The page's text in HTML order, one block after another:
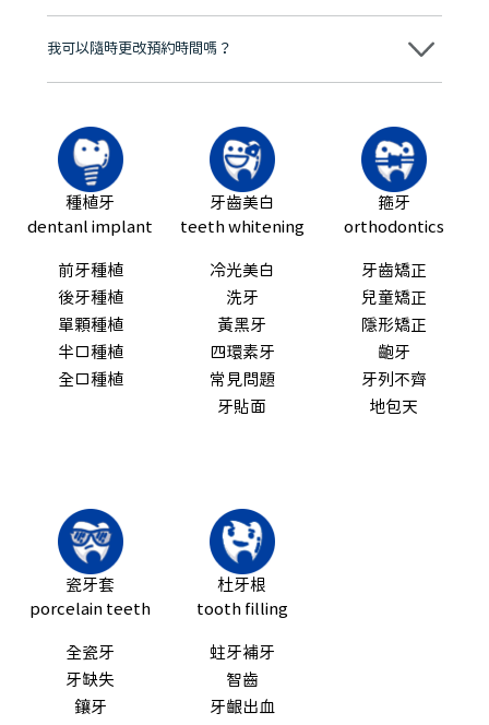
可以。維港口腔會按照當日匯率轉算收取費用，而匯率會及時告知客人
我可以隨時更改預約時間嗎？
可以，請盡早通過wechat或whatsapp聯絡我們，告知我們你原本預約
種植牙
dentanl implant
前牙種植
後牙種植
單顆種植
半口種植
全口種植
牙齒美白
teeth whitening
冷光美白
洗牙
黃黑牙
四環素牙
常見問題
牙貼面
箍牙
orthodontics
牙齒矯正
兒童矯正
隱形矯正
齙牙
牙列不齊
地包天
瓷牙套
porcelain teeth
全瓷牙
牙缺失
鑲牙
杜牙根
tooth filling
蛀牙補牙
智齒
牙齦出血